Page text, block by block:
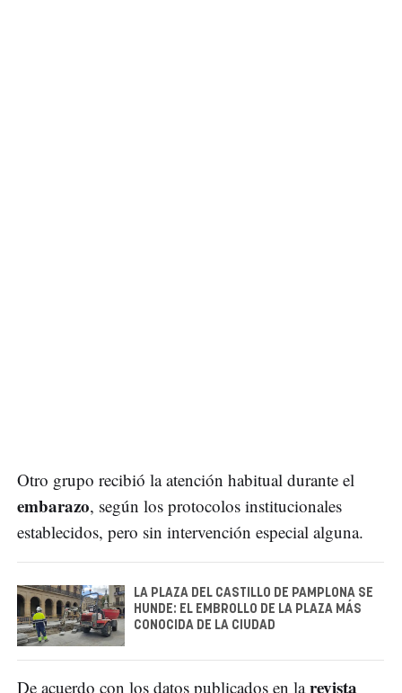
Otro grupo recibió la atención habitual durante el
embarazo, según los protocolos institucionales
establecidos, pero sin intervención especial alguna.
LA PLAZA DEL CASTILLO DE PAMPLONA SE
HUNDE: EL EMBROLLO DE LA PLAZA MÁS
CONOCIDA DE LA CIUDAD
De acuerdo con los datos publicados en larevista